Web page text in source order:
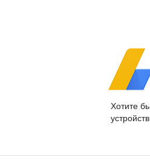
Хотите
устройств.